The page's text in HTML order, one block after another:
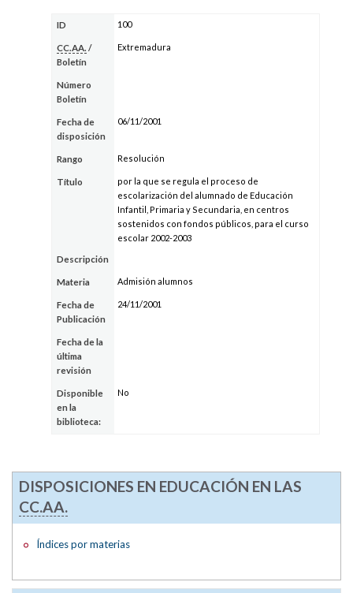
ID 100
CC.AA. /
Boletín
Extremadura
Número
Boletín
Fecha de
disposición
06/11/2001
Rango Resolución
Título
por la que se regula el proceso de
escolarización del alumnado de Educación
Infantil, Primaria y Secundaria, en centros
sostenidos con fondos públicos, para el curso
escolar 2002-2003
Descripción
Materia Admisión alumnos
Fecha de
Publicación
24/11/2001
Fecha de la
última
revisión
Disponible
en la
biblioteca:
No
DISPOSICIONES EN EDUCACIÓN EN LAS
CC.AA.
Índices por materias